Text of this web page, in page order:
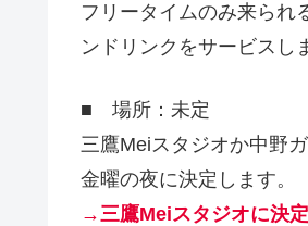
フリータイムのみ来られ
ンドリンクをサービスし
■ 場所：未定
三鷹Meiスタジオか中野
金曜の夜に決定します。
→三鷹Meiスタジオに決定